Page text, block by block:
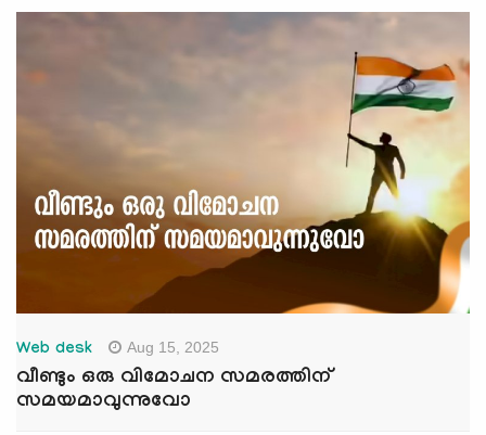
Web desk Aug 15, 2025
വീണ്ടും ഒരു വിമോചന സമരത്തിന്
സമയമാവുന്നുവോ